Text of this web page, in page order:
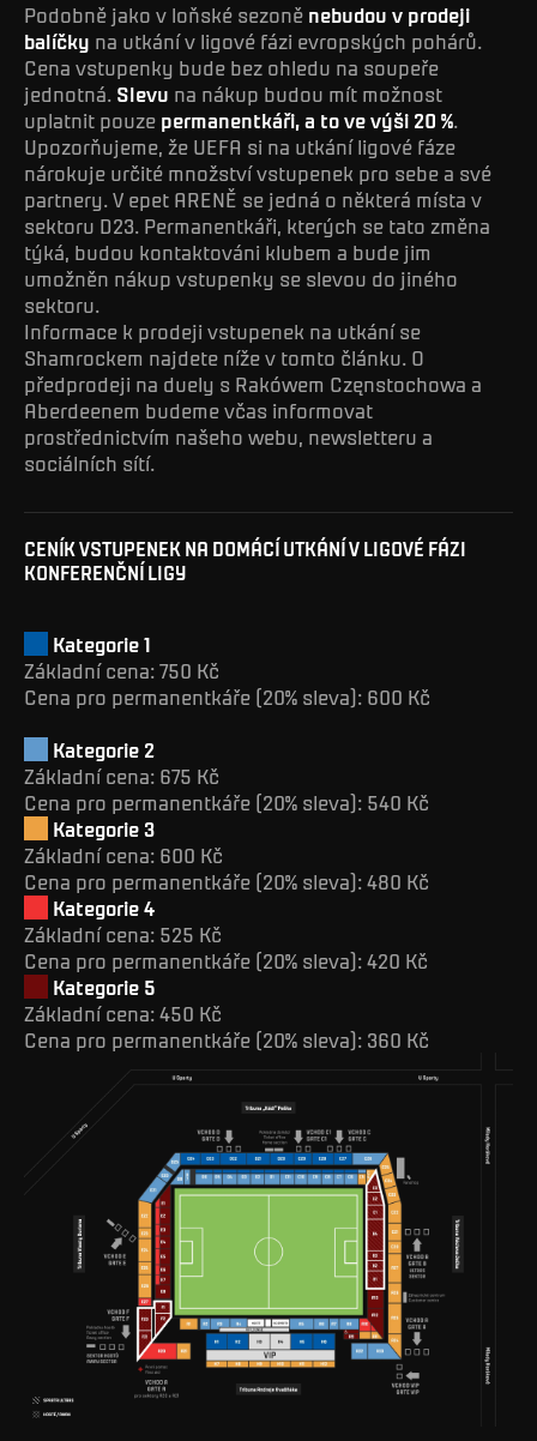
Podobně jako v loňské sezoně nebudou v prodeji
balíčky na utkání v ligové fázi evropských pohárů.
Cena vstupenky bude bez ohledu na soupeře
jednotná. Slevu na nákup budou mít možnost
uplatnit pouze permanentkáři, a to ve výši 20 %.
Upozorňujeme, že UEFA si na utkání ligové fáze
nárokuje určité množství vstupenek pro sebe a své
partnery. V epet ARENĚ se jedná o některá místa v
sektoru D23. Permanentkáři, kterých se tato změna
týká, budou kontaktováni klubem a bude jim
umožněn nákup vstupenky se slevou do jiného
sektoru.
Informace k prodeji vstupenek na utkání se
Shamrockem najdete níže v tomto článku. O
předprodeji na duely s Rakówem Częnstochowa a
Aberdeenem budeme včas informovat
prostřednictvím našeho webu, newsletteru a
sociálních sítí.
CENÍK VSTUPENEK NA DOMÁCÍ UTKÁNÍ V LIGOVÉ FÁZI
KONFERENČNÍ LIGY
Kategorie 1
Základní cena: 750 Kč
Cena pro permanentkáře (20% sleva): 600 Kč
Kategorie 2
Základní cena: 675 Kč
Cena pro permanentkáře (20% sleva): 540 Kč
Kategorie 3
Základní cena: 600 Kč
Cena pro permanentkáře (20% sleva): 480 Kč
Kategorie 4
Základní cena: 525 Kč
Cena pro permanentkáře (20% sleva): 420 Kč
Kategorie 5
Základní cena: 450 Kč
Cena pro permanentkáře (20% sleva): 360 Kč